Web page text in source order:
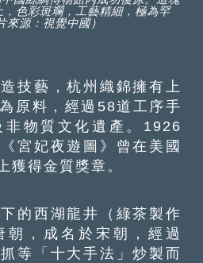
色彩斑斕，工藝精細，極為罕
來源：視覺中國）
藝，杭州織錦擁有上
原料，經過58道工序手
非物質文化遺產。1926
宮妃夜遊圖》曾在美國
獲得金質獎章。
西湖龍井（綠茶製作
朝，成名於宋朝，經過
等「十大手法」炒製而